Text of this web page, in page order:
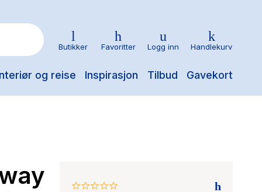
og reise Inspirasjon Tilbud Gavekort
Butikker Favoritter Logg inn Handlekurv
0.0